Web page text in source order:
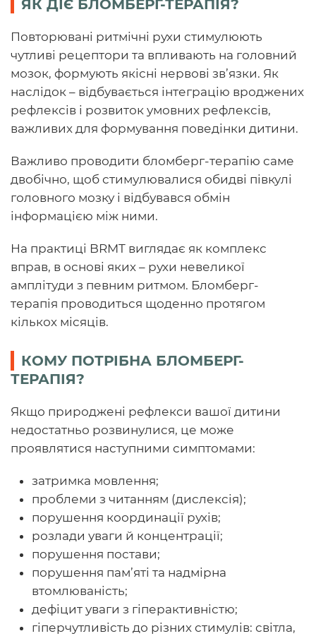
ЯК ДІЄ БЛОМБЕРГ-ТЕРАПІЯ?
Повторювані ритмічні рухи стимулюють
чутливі рецептори та впливають на головний
мозок, формують якісні нервові зв’язки. Як
наслідок – відбувається інтеграцію вроджених
рефлексів і розвиток умовних рефлексів,
важливих для формування поведінки дитини.
Важливо проводити бломберг-терапію саме
двобічно, щоб стимулювалися обидві півкулі
головного мозку і відбувався обмін
інформацією між ними.
На практиці BRMT виглядає як комплекс
вправ, в основі яких – рухи невеликої
амплітуди з певним ритмом. Бломберг-
терапія проводиться щоденно протягом
кількох місяців.
КОМУ ПОТРІБНА БЛОМБЕРГ-
ТЕРАПІЯ?
Якщо природжені рефлекси вашої дитини
недостатньо розвинулися, це може
проявлятися наступними симптомами:
затримка мовлення;
проблеми з читанням (дислексія);
порушення координації рухів;
розлади уваги й концентрації;
порушення постави;
порушення пам’яті та надмірна
втомлюваність;
дефіцит уваги з гіперактивністю;
гіперчутливість до різних стимулів: світла,